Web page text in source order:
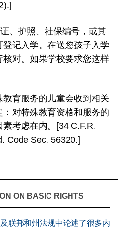
ON BASIC RIGHTS
联邦和州法规中论述了很多内
、护照、社保编号，或其
记入学。在送您孩子入学
对。如果学校要求您这样
育服务的儿童会收到相关
对特殊教育资格和服务的
考虑在内。[34 C.F.R.
Code Sec. 56320.]